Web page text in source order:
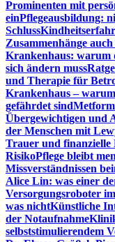
Prominenten mit
einPflegeausbildung:
Schluss
Zusammenhänge
Krankenhaus: warum
sich ändern muss
und Therapie für
Krankenhaus –
gefährdet sind
Übergewichtigen und
der Menschen mit
Trauer und finanzielle
RisikoPflege bleibt
Missverständnissen
Alice Lin: was einer
Versorgungsroboter
was nichtKünstliche
der Notaufnahme
selbststimulierendem